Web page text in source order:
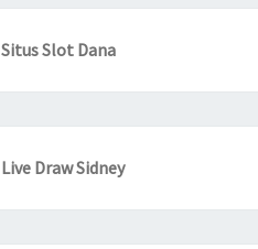
Situs Slot Dana
Live Draw Sidney